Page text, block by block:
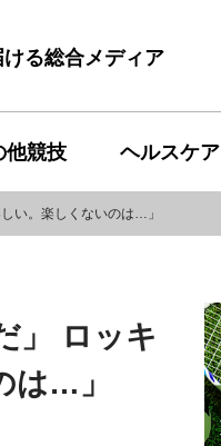
る総合メディア
他競技 ヘルスケア
い。楽しくないのは…」
」 ロッキ
は…」